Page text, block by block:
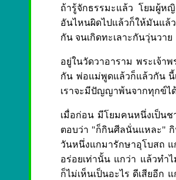
ถ้ารู้จักธรรมะแล้ว โยมผู้ห
อันไหนผิดไปแล้วก็ให้มันแล้
กัน จนเกิดทะเลาะกันวุ่นวาย
อยู่ในวัดวาอาราม พระเจ้
กัน พ่อแม่พูดแล้วก็แล้วกัน นี้
เราจะมีปัญญาพ้นจากทุกข์ไ
เมื่อก่อน มีโยมคนหนึ่งเป็น
ตอบว่า "ก็กินศีลนั่นแหละ" กิ
วันหนึ่งแกมารักษาอุโบสถ แ
อร่อยเท่านั้น แกว่า แล้วทำ
ก็ไม่เห็นเป็นอะไร ดีเสียอีก